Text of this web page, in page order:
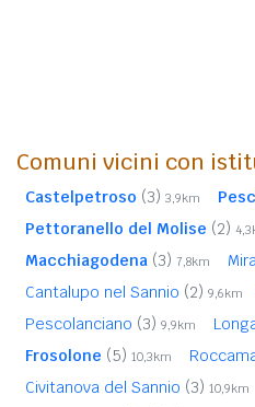
Comuni vicini con
Castelpetroso (3) 3,9km
Pettoranello del Molise (2)
Macchiagodena (3) 7,8km
Cantalupo nel Sannio (2) 9,6km
Pescolanciano (3) 9,9km
Frosolone (5) 10,3km
Civitanova del Sannio (3) 10,9km